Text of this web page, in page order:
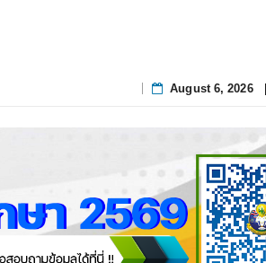
August 6, 2026|